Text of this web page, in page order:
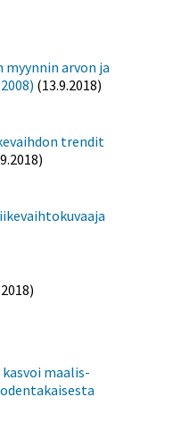
arvon ja
(13.9.2018)
trendit
maalis-